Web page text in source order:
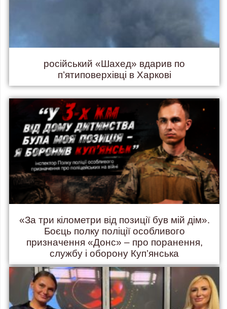
російський «Шахед» вдарив по
п’ятиповерхівці в Харкові
«За три кілометри від позиції був мій дім».
Боєць полку поліції особливого
призначення «Донс» – про поранення,
службу і оборону Куп’янська